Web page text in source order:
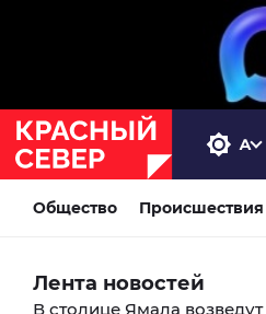
Общество Происшествия
Лента новостей
В столице Ямала возведут